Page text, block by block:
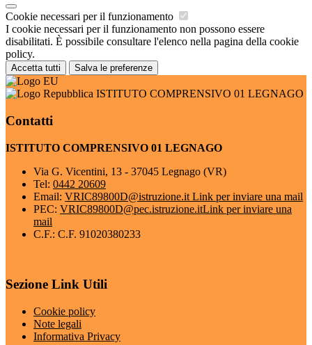
Cookie necessari per il funzionamento
I cookie necessari per il funzionamento non possono essere
disabilitati. È possibile consultare l'elenco nella pagina della cookie
policy.
Accetta tutti Salva le preferenze
ISTITUTO COMPRENSIVO 01 LEGNAGO
Contatti
ISTITUTO COMPRENSIVO 01 LEGNAGO
Via G. Vicentini, 13 - 37045 Legnago (VR)
Tel: 0442 20609
Email: VRIC89800D@istruzione.it Link per inviare una mail
PEC: VRIC89800D@pec.istruzione.itLink per inviare una
mail
C.F.: C.F. 91020380233
Sezione Link Utili
Cookie policy
Note legali
Informativa Privacy